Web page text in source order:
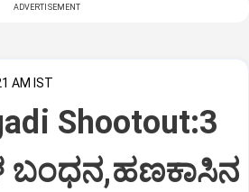
ADVERTISEMENT
AM IST
Shootout:‌3